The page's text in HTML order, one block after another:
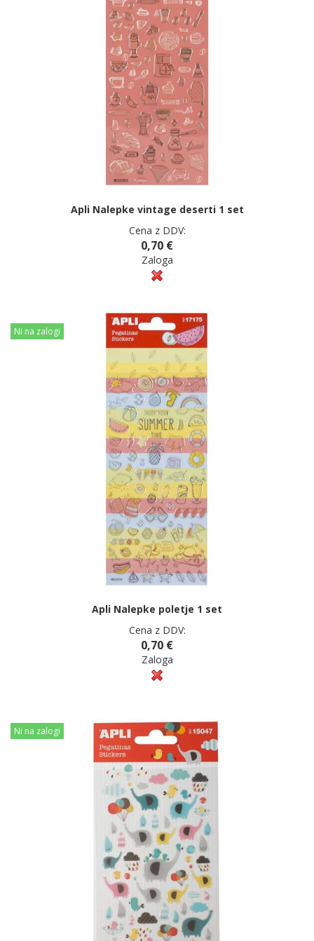
Apli Nalepke vintage deserti 1 set
Cena z DDV:
0,70 €
Zaloga
Ni na zalogi
Apli Nalepke poletje 1 set
Cena z DDV:
0,70 €
Zaloga
Ni na zalogi